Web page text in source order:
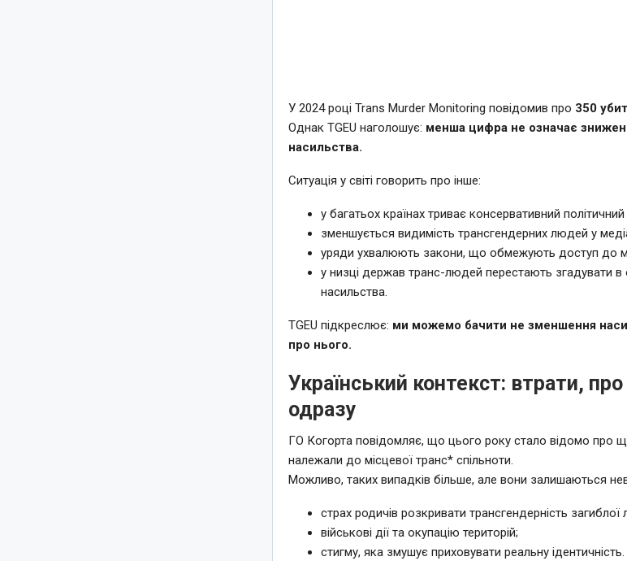
У 2024 році Trans Murder Monitoring повідомив про 350
Однак TGEU наголошує: менша цифра не означає
насильства.
Ситуація у світі говорить про інше:
у багатьох країнах триває консервативний
зменшується видимість трансгендерних людей у
уряди ухвалюють закони, що обмежують доступ до
у низці держав транс-людей перестають згадувати в
насильства.
TGEU підкреслює: ми можемо бачити не зменшення
про нього.
Український контекст: втрати,
одразу
ГО Когорта повідомляє, що цього року стало відомо про
належали до місцевої транс* спільноти.
Можливо, таких випадків більше, але вони залишаються
страх родичів розкривати трансгендерність
військові дії та окупацію територій;
стигму, яка змушує приховувати реальну ідентичність.